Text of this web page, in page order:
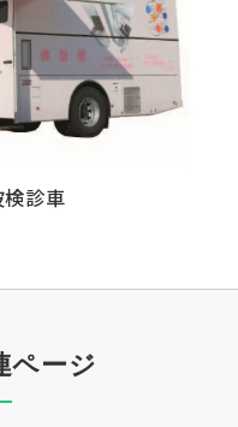
診車
ページ